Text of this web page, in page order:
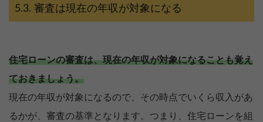
審査は現在の年収が対象になる
住宅ローンの審査は、現在の年収が対象になることも覚え
ておきましょう。
現在の年収が対象になるので、その時点でいくら収入があ
るかが、審査の基準となります。つまり、住宅ローンを組